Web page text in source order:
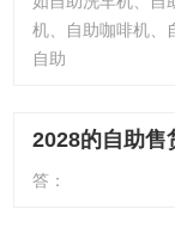
机、自助咖啡机、
自助
2028的自助售
答：